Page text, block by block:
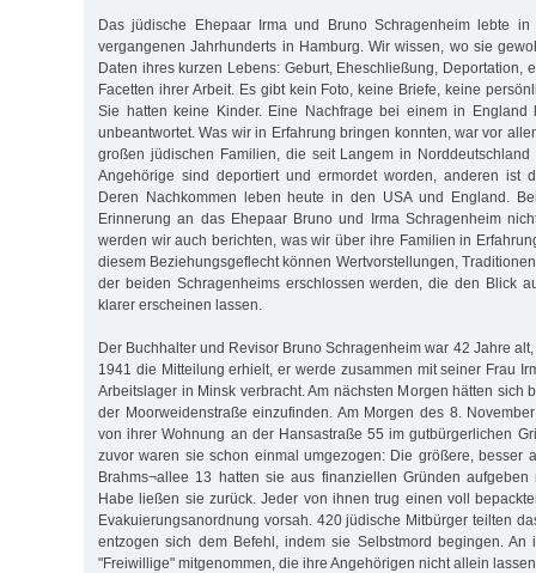
Das jüdische Ehepaar Irma und Bruno Schragenheim lebte
vergangenen Jahrhunderts in Hamburg. Wir wissen, wo sie
Daten ihres kurzen Lebens: Geburt, Eheschließung, Deportation,
Facetten ihrer Arbeit. Es gibt kein Foto, keine Briefe, keine
Sie hatten keine Kinder. Eine Nachfrage bei einem in England
unbeantwortet. Was wir in Erfahrung bringen konnten, war vor
großen jüdischen Familien, die seit Langem in
Angehörige sind deportiert und ermordet worden, anderen ist
Deren Nachkommen leben heute in den USA und England.
Erinnerung an das Ehepaar Bruno und Irma Schragenheim
werden wir auch berichten, was wir über ihre Familien in
diesem Beziehungsgeflecht können Wertvorstellungen,
der beiden Schragenheims erschlossen werden, die den Blick
klarer erscheinen lassen.
Der Buchhalter und Revisor Bruno Schragenheim war 42 Jahre
1941 die Mitteilung erhielt, er werde zusammen mit seiner Frau
Arbeitslager in Minsk verbracht. Am nächsten Morgen hätten sich
der Moorweidenstraße einzufinden. Am Morgen des 8.
von ihrer Wohnung an der Hansastraße 55 im gutbürgerlichen
zuvor waren sie schon einmal umgezogen: Die größere, besser
Brahms¬allee 13 hatten sie aus finanziellen Gründen aufgeben
Habe ließen sie zurück. Jeder von ihnen trug einen voll
Evakuierungsanordnung vorsah. 420 jüdische Mitbürger teilten
entzogen sich dem Befehl, indem sie Selbstmord begingen. An
"Freiwillige" mitgenommen, die ihre Angehörigen nicht allein